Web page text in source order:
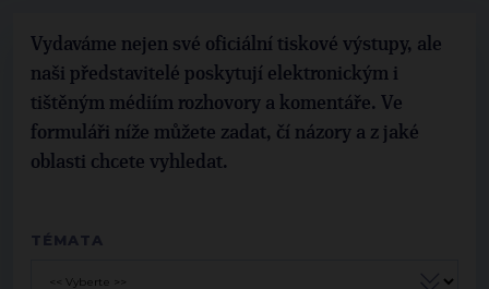
Vydaváme nejen své oficiální tiskové výstupy, ale
naši představitelé poskytují elektronickým i
tištěným médiím rozhovory a komentáře. Ve
formuláři níže můžete zadat, čí názory a z jaké
oblasti chcete vyhledat.
TÉMATA